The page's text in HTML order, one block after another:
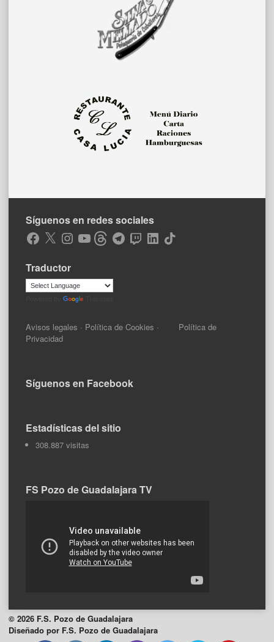
Síguenos en redes sociales
Facebook
X Instagram
YouTubeThreadsTelegramTwitchLinkedIn
TikTok
Traductor
Avisos legales · Política de Cookies · Política de
Privacidad
Síguenos en Facebook
Estadísticas del sitio
308.887 visitas
FS Pozo de Guadalajara TV
© 2026 F.S. Pozo de Guadalajara
Diseñado por F.S. Pozo de Guadalajara